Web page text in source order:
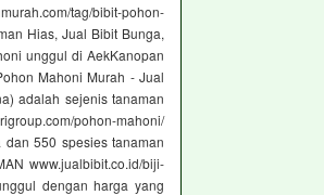
tag/bibit-pohon-
Hias, Jual Bibit Bunga,
unggul di AekKanopan
Mahoni Murah - Jual
adalah sejenis tanaman
pohon-mahoni/
550 spesies tanaman
www.jualbibit.co.id/biji-
dengan harga yang